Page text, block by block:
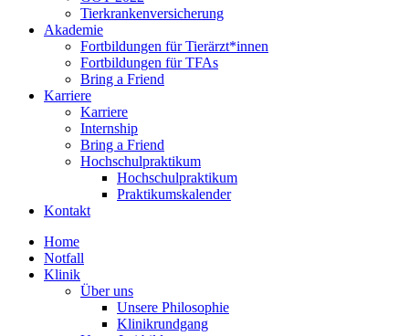
Tierkrankenversicherung
Akademie
Fortbildungen für Tierärzt*innen
Fortbildungen für TFAs
Bring a Friend
Karriere
Karriere
Internship
Bring a Friend
Hochschulpraktikum
Hochschulpraktikum
Praktikumskalender
Kontakt
Home
Notfall
Klinik
Über uns
Unsere Philosophie
Klinikrundgang